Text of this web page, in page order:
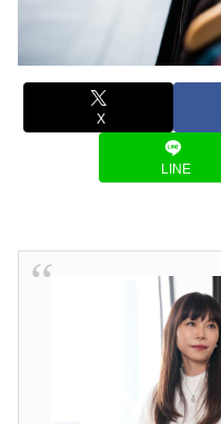
X
LINE